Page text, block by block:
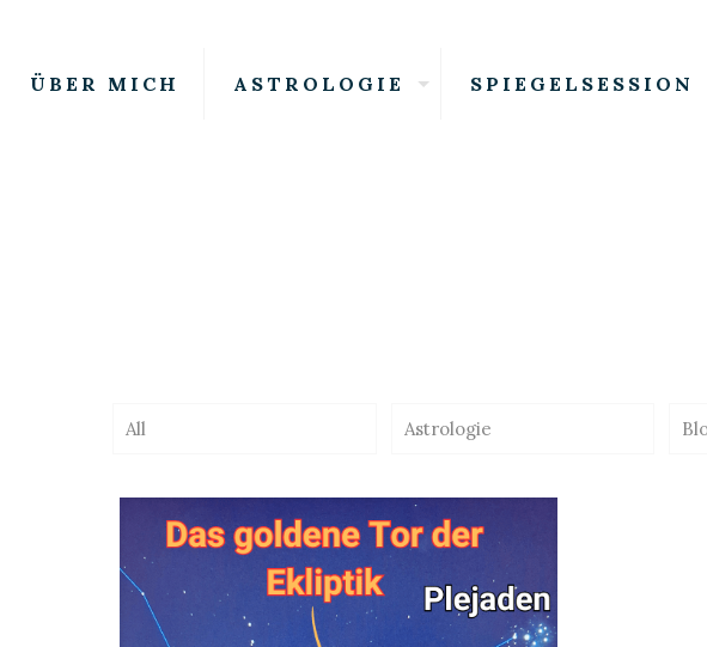
ÜBER MICH ASTROLOGIE SPIEGELSESSION
All Astrologie